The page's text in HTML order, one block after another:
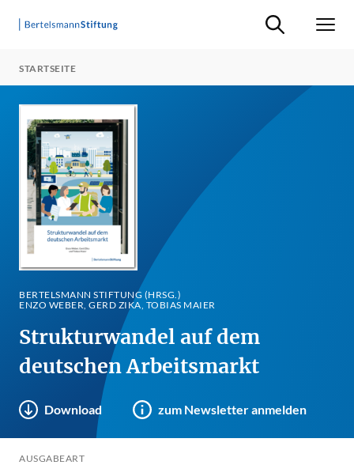
Suche ein-/
STARTSEITE
BERTELSMANN STIFTUNG (HRSG.)
ENZO WEBER, GERD ZIKA, TOBIAS MAIER
Strukturwandel auf dem
deutschen Arbeitsmarkt
Download zum Newsletter anmelden
AUSGABEART